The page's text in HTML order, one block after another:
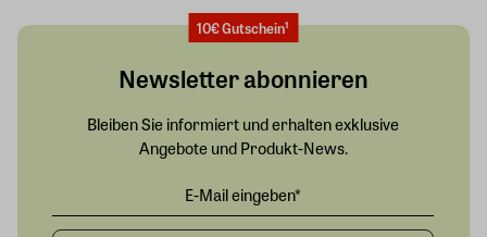
10€ Gutschein¹
Newsletter abonnieren
Bleiben Sie informiert und erhalten exklusive
Angebote und Produkt-News.